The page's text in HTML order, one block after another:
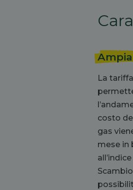
La
costo
gas
mese in
all’indice